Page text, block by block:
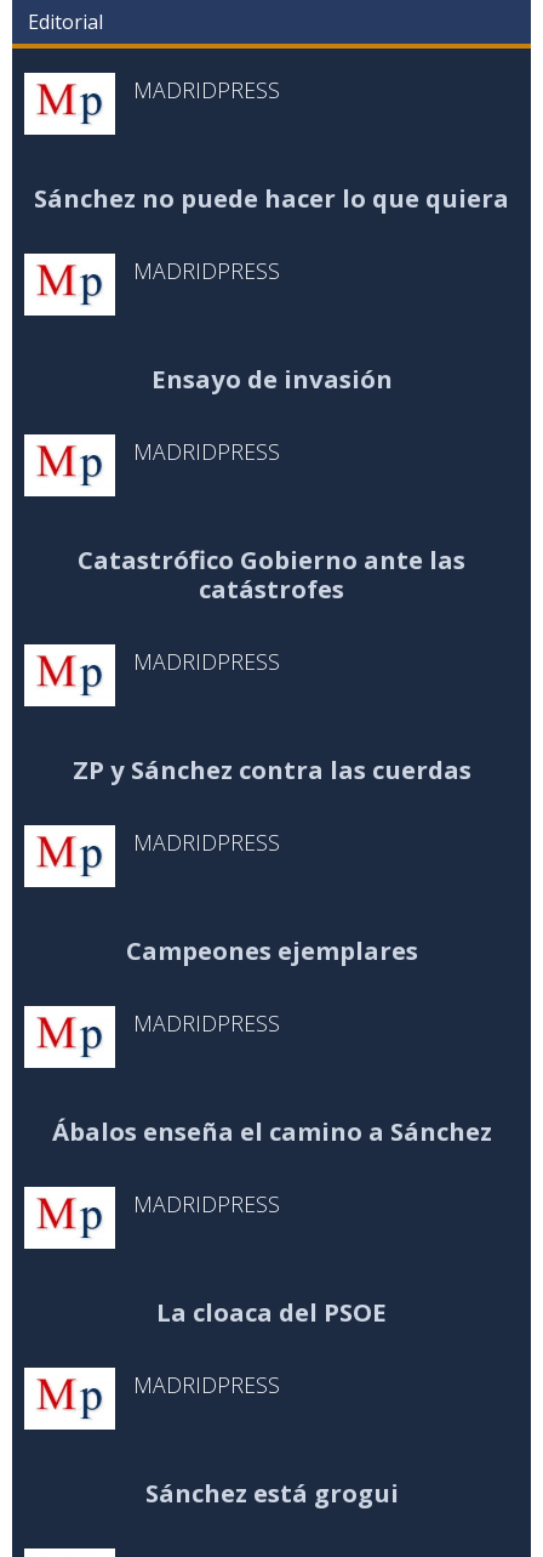
Editorial
MADRIDPRESS
Sánchez no puede hacer lo que quiera
MADRIDPRESS
Ensayo de invasión
MADRIDPRESS
Catastrófico Gobierno ante las
catástrofes
MADRIDPRESS
ZP y Sánchez contra las cuerdas
MADRIDPRESS
Campeones ejemplares
MADRIDPRESS
Ábalos enseña el camino a Sánchez
MADRIDPRESS
La cloaca del PSOE
MADRIDPRESS
Sánchez está grogui